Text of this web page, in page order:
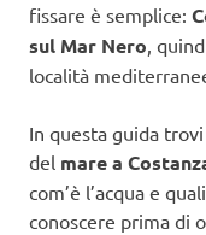
fissare è semplice:
sul Mar Nero,
località
In questa guida
del mare a
com’è l’acqua e
conoscere prima di